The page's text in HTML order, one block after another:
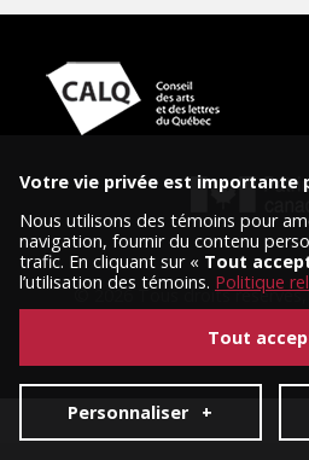
© 2026 Tous droits réservés,
Conception et réalisation :Nubee
Votre vie privée est importante
Nous utilisons des témoins pour
navigation, fournir du contenu
trafic. En cliquant sur « Tout
l’utilisation des témoins. Politique
Personnaliser +
Tout